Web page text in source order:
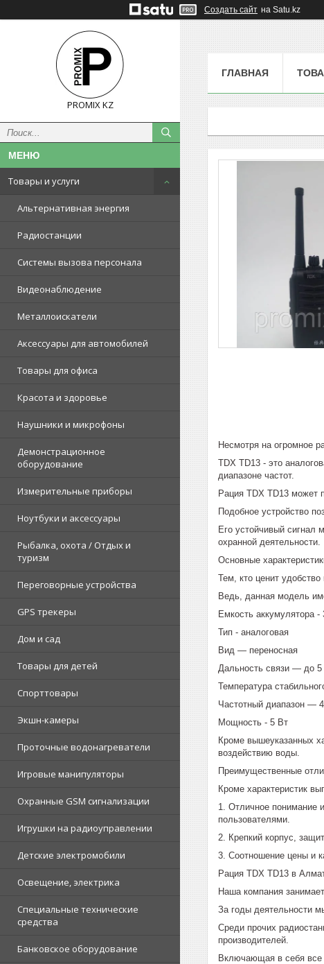
Создать сайт на Satu.kz
PROMIX KZ
Товары и услуги
Альтернативная энергия
Радиостанции
Системы вызова персонала
Видеонаблюдение
Металлоискатели
Аксессуары для автомобилей
Товары для офиса
Красота и здоровье
Наушники и микрофоны
Демонстрационное
оборудование
Измерительные приборы
Ноутбуки и аксессуары
Рыбалка, охота / Отдых и
туризм
Переговорные устройства
GPS трекеры
Дом и сад
Товары для детей
Спорттовары
Экшн-камеры
Проточные водонагреватели
Игровые манипуляторы
Охранные GSM сигнализации
Игрушки на радиоуправлении
Детские электромобили
Освещение, электрика
Специальные технические
средства
Банковское оборудование
ГЛАВНАЯ
Несмотря на огромное
TDX TD13 - это
диапазоне частот.
Рация TDX TD13 может
Подобное устройство
Его устойчивый сигнал
охранной деятельности.
Основные
Тем, кто ценит
Ведь, данная модель
Емкость аккумулятора -
Тип - аналоговая
Вид — переносная
Дальность связи — до 5
Температура
Частотный диапазон —
Мощность - 5 Вт
Кроме вышеуказанных
воздействию воды.
Преимущественные
Кроме характеристик
1. Отличное понимание
пользователями.
2. Крепкий корпус,
3. Соотношение цены и
Рация TDX TD13 в
Наша компания
За годы деятельности
Среди прочих
производителей.
Включающая в себя все